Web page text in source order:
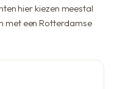
hier kiezen meestal
met een Rotterdamse